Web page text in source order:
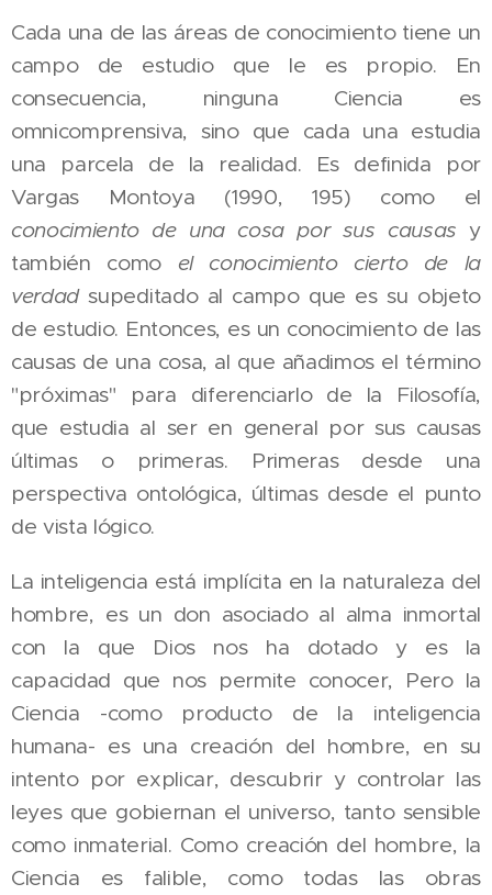
Cada una de las áreas de conocimiento tiene un
campo de estudio que le es propio. En
consecuencia, ninguna Ciencia es
omnicomprensiva, sino que cada una estudia
una parcela de la realidad. Es definida por
Vargas Montoya (1990, 195) como el
conocimiento de una cosa por sus causas y
también como el conocimiento cierto de la
verdadsupeditado al campo que es su objeto
de estudio. Entonces, es un conocimiento de las
causas de una cosa, al que añadimos el término
"próximas" para diferenciarlo de la Filosofía,
que estudia al ser en general por sus causas
últimas o primeras. Primeras desde una
perspectiva ontológica, últimas desde el punto
de vista lógico.
La inteligencia está implícita en la naturaleza del
hombre, es un don asociado al alma inmortal
con la que Dios nos ha dotado y es la
capacidad que nos permite conocer, Pero la
Ciencia -como producto de la inteligencia
humana- es una creación del hombre, en su
intento por explicar, descubrir y controlar las
leyes que gobiernan el universo, tanto sensible
como inmaterial. Como creación del hombre, la
Ciencia es falible, como todas las obras